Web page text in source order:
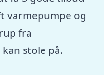
varmepumpe og
fra
stole på.